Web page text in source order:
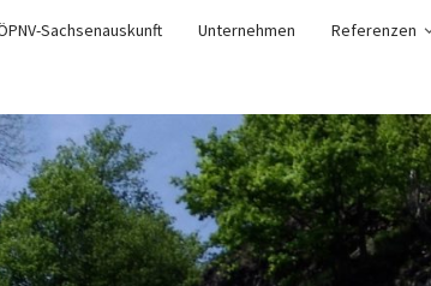
Sachsenauskunft Unternehmen Referenzen